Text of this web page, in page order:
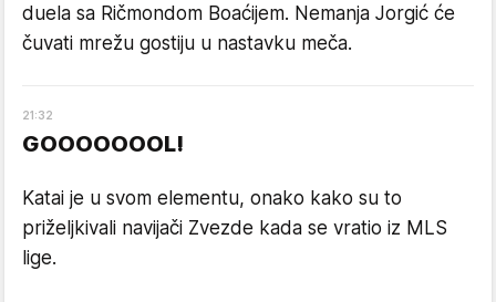
duela sa Ričmondom Boaćijem. Nemanja Jorgić će
čuvati mrežu gostiju u nastavku meča.
21:32
GOOOOOOOL!
Katai je u svom elementu, onako kako su to
priželjkivali navijači Zvezde kada se vratio iz MLS
lige.